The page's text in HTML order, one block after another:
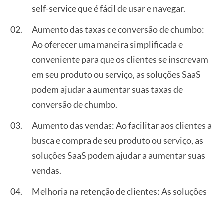
self-service que é fácil de usar e navegar.
Aumento das taxas de conversão de chumbo:
Ao oferecer uma maneira simplificada e
conveniente para que os clientes se inscrevam
em seu produto ou serviço, as soluções SaaS
podem ajudar a aumentar suas taxas de
conversão de chumbo.
Aumento das vendas: Ao facilitar aos clientes a
busca e compra de seu produto ou serviço, as
soluções SaaS podem ajudar a aumentar suas
vendas.
Melhoria na retenção de clientes: As soluções